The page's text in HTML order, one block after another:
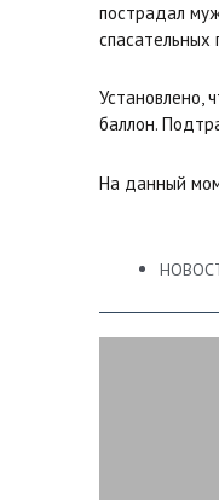
пострадал
спасательных
Установлено,
баллон.
На данный